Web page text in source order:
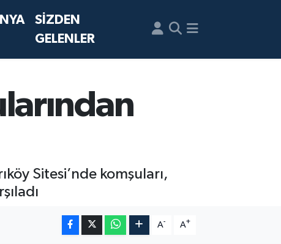
SİZDEN
GELENLER
Sitesi’nde komşuları,
A- A+